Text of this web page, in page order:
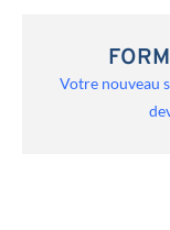
Votre nouveau